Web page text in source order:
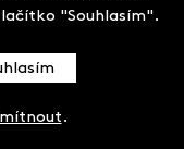
"Souhlasím".
.